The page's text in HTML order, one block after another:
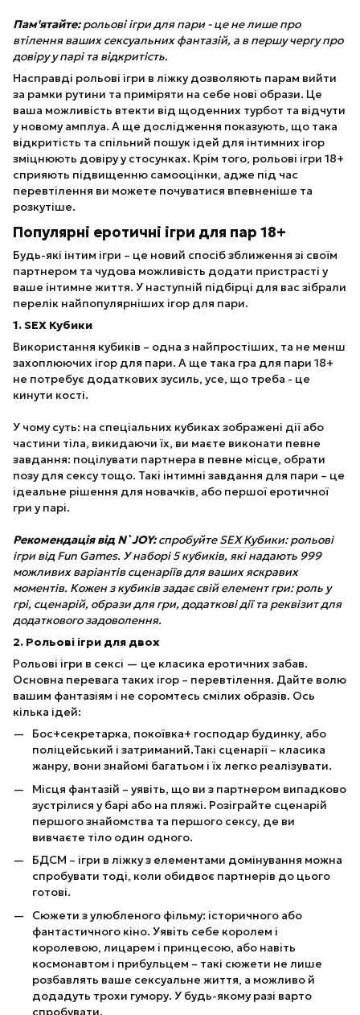
Пам'ятайте:рольові ігри для пари - це не лише про
втілення ваших сексуальних фантазій, а в першу чергу про
довіру у парі та відкритість.
Насправді рольові ігри в ліжку дозволяють парам вийти
за рамки рутини та приміряти на себе нові образи. Це
ваша можливість втекти від щоденних турбот та відчути
у новому амплуа. А ще дослідження показують, що така
відкритість та спільний пошук ідей для інтимних ігор
зміцнюють довіру у стосунках. Крім того, рольові ігри 18+
сприяють підвищенню самооцінки, адже під час
перевтілення ви можете почуватися впевненіше та
розкутіше.
Популярні еротичні ігри для пар 18+
Будь-які інтим ігри – це новий спосіб зближення зі своїм
партнером та чудова можливість додати пристрасті у
ваше інтимне життя. У наступній підбірці для вас зібрали
перелік найпопулярніших ігор для пари.
1. SEX Кубики
Використання кубиків – одна з найпростіших, та не менш
захоплюючих ігор для пари. А ще така гра для пари 18+
не потребує додаткових зусиль, усе, що треба - це
кинути кості.
У чому суть: на спеціальних кубиках зображені дії або
частини тіла, викидаючи їх, ви маєте виконати певне
завдання: поцілувати партнера в певне місце, обрати
позу для сексу тощо. Такі інтимні завдання для пари – це
ідеальне рішення для новачків, або першої еротичної
гри у парі.
Рекомендація від N`JOY: спробуйтеSEX Кубики: рольові
ігри від Fun Games. У наборі 5 кубиків, які надають 999
можливих варіантів сценаріїв для ваших яскравих
моментів. Кожен з кубиків задає свій елемент гри: роль у
грі, сценарій, образи для гри, додаткові дії та реквізит для
додаткового задоволення.
2. Рольові ігри для двох
Рольові ігри в сексі — це класика еротичних забав.
Основна перевага таких ігор – перевтілення. Дайте волю
вашим фантазіям і не соромтесь смілих образів. Ось
кілька ідей:
Бос+секретарка, покоївка+ господар будинку, або
поліцейський і затриманий.Такі сценарії – класика
жанру, вони знайомі багатьом і їх легко реалізувати.
Місця фантазій – уявіть, що ви з партнером випадково
зустрілися у барі або на пляжі. Розіграйте сценарій
першого знайомства та першого сексу, де ви
вивчаєте тіло один одного.
БДСМ – ігри в ліжку з елементами домінування можна
спробувати тоді, коли обидвоє партнерів до цього
готові.
Сюжети з улюбленого фільму: історичного або
фантастичного кіно. Уявіть себе королем і
королевою, лицарем і принцесою, або навіть
космонавтом і прибульцем – такі сюжети не лише
розбавлять ваше сексуальне життя, а можливо й
додадуть трохи гумору. У будь-якому разі варто
спробувати.